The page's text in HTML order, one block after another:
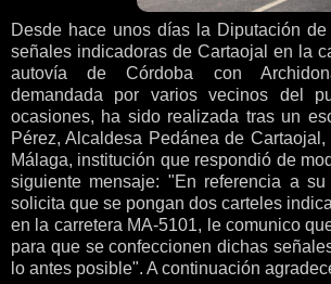
Desde hace unos días la Diputación
señales indicadoras de Cartaojal en la
autovía de Córdoba con
demandada por varios vecinos del
ocasiones, ha sido realizada tras un
Pérez, Alcaldesa Pedánea de
Málaga, institución que respondió de
siguiente mensaje: "En referencia a
solicita que se pongan dos carteles
en la carretera MA-5101, le comunico
para que se confeccionen dichas
lo antes posible". A continuación